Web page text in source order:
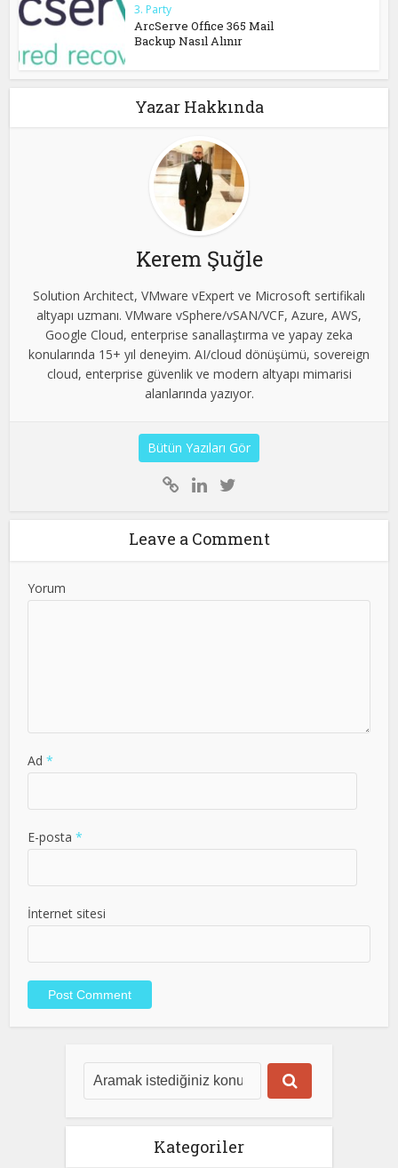
3. Party
ArcServe Office 365 Mail
Backup Nasıl Alınır
Yazar Hakkında
Kerem Şuğle
Solution Architect, VMware vExpert ve Microsoft sertifikalı
altyapı uzmanı. VMware vSphere/vSAN/VCF, Azure, AWS,
Google Cloud, enterprise sanallaştırma ve yapay zeka
konularında 15+ yıl deneyim. AI/cloud dönüşümü, sovereign
cloud, enterprise güvenlik ve modern altyapı mimarisi
alanlarında yazıyor.
Bütün Yazıları Gör
Leave a Comment
Yorum
Ad*
E-posta*
İnternet sitesi
Kategoriler